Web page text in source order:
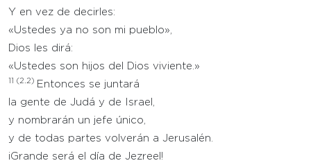
Y en vez de decirles:
«Ustedes ya no son mi pueblo»,
Dios les dirá:
«Ustedes son hijos del Dios viviente.»
(2.2) Entonces se juntará
la gente de Judá y de Israel,
y nombrarán un jefe único,
y de todas partes volverán a Jerusalén.
¡Grande será el día de Jezreel!